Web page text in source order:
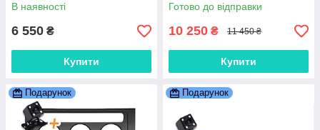
В наявності
6 550 ₴
Купити
Готово до відправки
10 250 ₴ 11 450 ₴
Купити
Подарунок Подарунок